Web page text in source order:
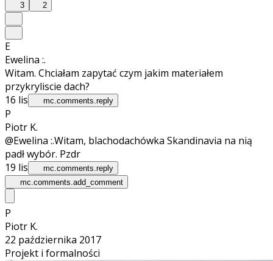
3 2
E
Ewelina :.
Witam. Chciałam zapytać czym jakim materiałem
przykryliscie dach?
16 lis
mc.comments.reply
P
Piotr K.
@Ewelina :.Witam, blachodachówka Skandinavia na nią
padł wybór. Pzdr
19 lis
mc.comments.reply
mc.comments.add_comment
P
Piotr K.
22 października 2017
Projekt i formalności